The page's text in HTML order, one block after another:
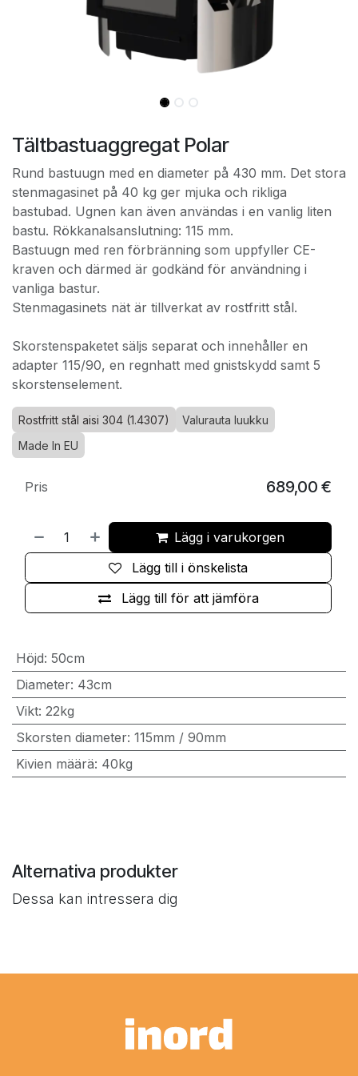
Tältbastuaggregat Polar
Rund bastuugn med en diameter på 430 mm. Det stora
stenmagasinet på 40 kg ger mjuka och rikliga
bastubad. Ugnen kan även användas i en vanlig liten
bastu. Rökkanalsanslutning: 115 mm.
Bastuugn med ren förbränning som uppfyller CE-
kraven och därmed är godkänd för användning i
vanliga bastur.
Stenmagasinets nät är tillverkat av rostfritt stål.
Skorstenspaketet säljs separat och innehåller en
adapter 115/90, en regnhatt med gnistskydd samt 5
skorstenselement.
Rostfritt stål aisi 304 (1.4307)
Valurauta luukku
Made In EU
Lägg i varukorgen
Lägg till för att jämföra
Lägg till i önskelista
Pris 689,00 €
Höjd: 50cm
Diameter: 43cm
Vikt: 22kg
Skorsten diameter: 115mm / 90mm
Kivien määrä: 40kg
Alternativa produkter
Dessa kan intressera dig